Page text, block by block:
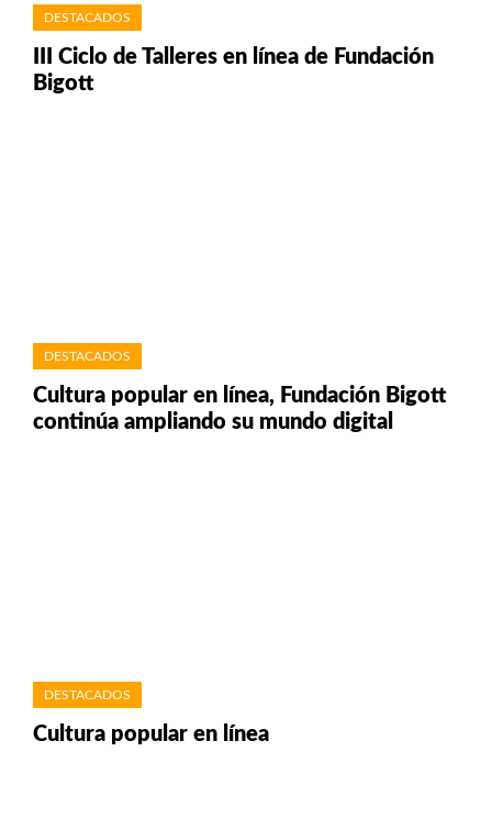
DESTACADOS
III Ciclo de Talleres en línea de Fundación
Bigott
DESTACADOS
Cultura popular en línea, Fundación Bigott
continúa ampliando su mundo digital
DESTACADOS
Cultura popular en línea